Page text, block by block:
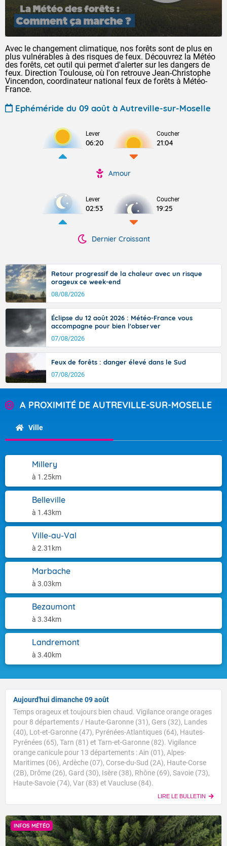
Avec le changement climatique, nos forêts sont de plus en
plus vulnérables à des risques de feux. Découvrez la Météo
des forêts, cet outil qui permet d'alerter sur les dangers de
feux. Direction Toulouse, où l'on retrouve Jean-Christophe
Vincendon, coordinateur national feux de forêts à Météo-
France.
Ephéméride du 09 août à Autreville-sur-Moselle
Lever
06:20
Coucher
21:04
Amour
Lever
02:53
Coucher
19:25
Dernier Croissant
Retour progressif de la chaleur avec un risque
orageux ce week-end
08/08/2026
Éclipse du 12 août 2026 : Météo-France vous
accompagne pour bien l'observer
07/08/2026
Feux de forêts : danger élevé dans le Sud
07/08/2026
A PROXIMITÉ DE AUTREVILLE-SUR-MOSELLE
Ville
Millery
à 1.25km
Belleville
à 1.43km
Ville-au-Val
à 2.31km
Marbache
à 3.03km
Bezaumont
à 3.34km
Landremont
à 3.40km
Aujourd'hui dimanche 09 août
Temps orageux et toujours bien chaud. Vigilance orange orages
pour 8 départements / Haute-Garonne (31), Gers (32), Landes
(40), Lot-et-Garonne (47), Pyrénées-Atlantiques (64), Hautes-
Pyrénées (65), Tarn (81) et Tarn-et-Garonne (82). Vigilance
orange canicule pour 13 départements : Ain (01), Alpes-
Maritimes (06), Ardèche (07), Corse-du-Sud (2A), Haute-Corse
(2B), Drôme (26), Gard (30), Isère (38), Rhône (69), Savoie (73),
Haute-Savoie (74), Var (83) et Vaucluse (84).
LIRE LE BULLETIN
INFOS MÉTÉO